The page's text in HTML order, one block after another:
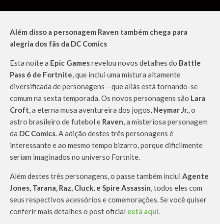
Além disso a personagem Raven também chega para
alegria dos fãs da DC Comics
Esta noite a Epic Gamesrevelou novos detalhes do Battle
Pass 6 de Fortnite, que inclui uma mistura altamente
diversificada de personagens – que aliás está tornando-se
comum na sexta temporada. Os novos personagens são Lara
Croft, a eterna musa aventureira dos jogos, Neymar Jr., o
astro brasileiro de futebol e Raven, a misteriosa personagem
da DC Comics. A adição destes três personagens é
interessante e ao mesmo tempo bizarro, porque dificilmente
seriam imaginados no universo Fortnite.
Além destes três personagens, o passe também inclui Agente
Jones, Tarana, Raz, Cluck, e Spire Assassin, todos eles com
seus respectivos acessórios e comemorações. Se você quiser
conferir mais detalhes o post oficial está aqui.